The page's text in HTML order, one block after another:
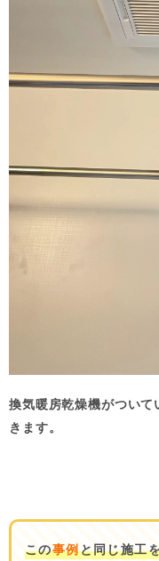
換気暖房乾燥機がつい
きます。
この事例と同じ施工